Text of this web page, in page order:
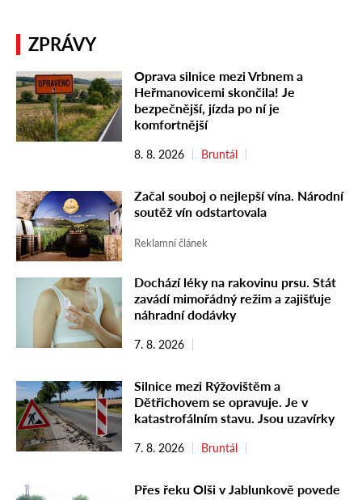
ZPRÁVY
Oprava silnice mezi Vrbnem a
Heřmanovicemi skončila! Je
bezpečnější, jízda po ní je
komfortnější
8. 8. 2026 Bruntál
Začal souboj o nejlepší vína. Národní
soutěž vín odstartovala
Reklamní článek
Dochází léky na rakovinu prsu. Stát
zavádí mimořádný režim a zajišťuje
náhradní dodávky
7. 8. 2026
Silnice mezi Rýžovištěm a
Dětřichovem se opravuje. Je v
katastrofálním stavu. Jsou uzavírky
7. 8. 2026 Bruntál
Přes řeku Olši v Jablunkově povede